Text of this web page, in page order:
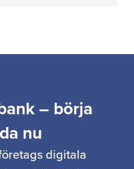
– börja
nu
digitala